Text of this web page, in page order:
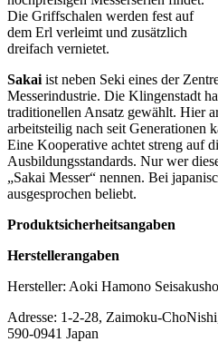
Die Griffschalen werden fest auf
dem Erl verleimt und zusätzlich
dreifach vernietet.
Sakai ist neben Seki eines der
Messerindustrie. Die Klingenstadt
traditionellen Ansatz gewählt. Hier
arbeitsteilig nach seit Generationen
Eine Kooperative achtet streng auf
Ausbildungsstandards. Nur wer
„Sakai Messer“ nennen. Bei
ausgesprochen beliebt.
Produktsicherheitsangaben
Herstellerangaben
Hersteller: Aoki Hamono
Adresse: 1-2-28, Zaimoku-
590-0941 Japan